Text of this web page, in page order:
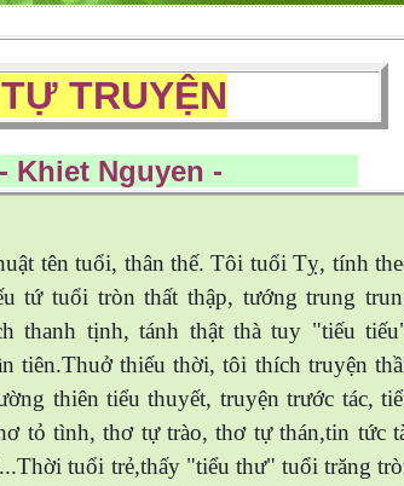
TRUYỆN
Nguyen -
tên tuổi, thân thế. Tôi tuổi Tỵ, tính
tứ tuổi tròn thất thập, tướng trung
thanh tịnh, tánh thật thà tuy "tiếu
tiên.Thuở thiếu thời, tôi thích truyện
thiên tiểu thuyết, truyện trước tác,
tỏ tình, thơ tự trào, thơ tự thán,tin tức
tuổi trẻ,thấy "tiểu thư" tuổi trăng